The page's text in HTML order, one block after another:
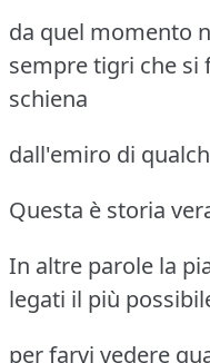
da quel momento
sempre tigri che si
schiena
dall'emiro di
Questa è storia
In altre parole la
legati il più
per farvi vedere